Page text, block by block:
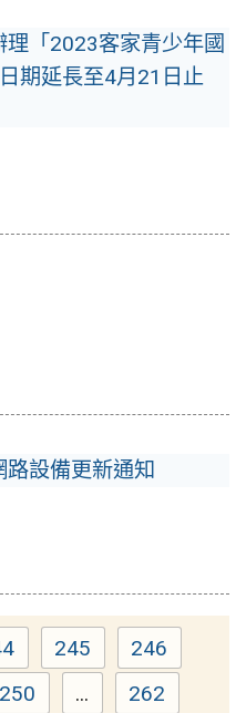
理「2023客家青少年國
期延長至4月21日止
設備更新通知
Page
245 Page
246
Page
250 ... Page
262